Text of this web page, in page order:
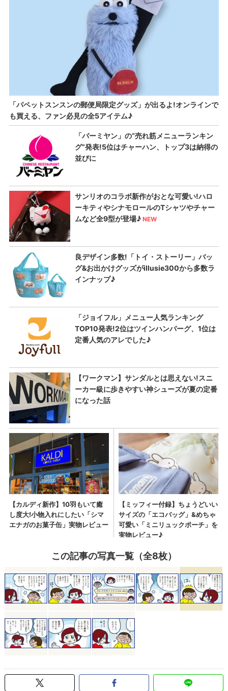
この記事の写真一覧（全8枚）